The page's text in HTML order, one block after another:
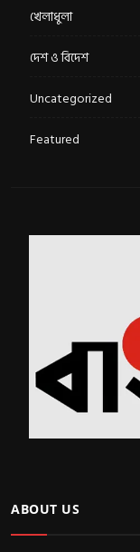
খেলাধুলা
দেশ ও বিদেশ
Uncategorized
Featured
ABOUT US